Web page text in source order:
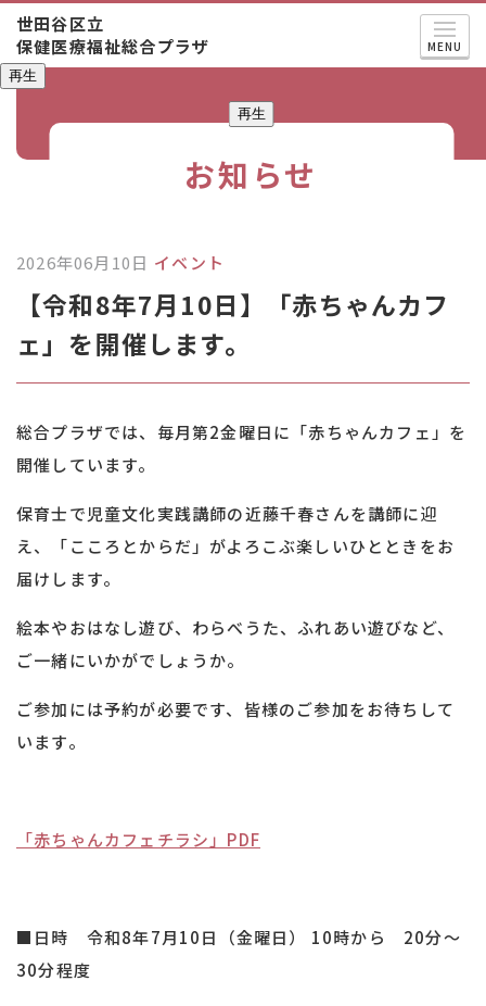
世田谷区立
保健医療福祉総合プラザ
MENU
再生
再生
お知らせ
2026年06月10日 イベント
【令和8年7月10日】「赤ちゃんカフ
ェ」を開催します。
総合プラザでは、毎月第2金曜日に「赤ちゃんカフェ」を
開催しています。
保育士で児童文化実践講師の近藤千春さんを講師に迎
え、「こころとからだ」がよろこぶ楽しいひとときをお
届けします。
絵本やおはなし遊び、わらべうた、ふれあい遊びなど、
ご一緒にいかがでしょうか。
ご参加には予約が必要です、皆様のご参加をお待ちして
います。
「赤ちゃんカフェチラシ」PDF
■日時 令和8年7月10日（金曜日） 10時から 20分～
30分程度